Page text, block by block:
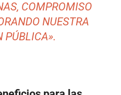
COMPROMISO
NUESTRA
PÚBLICA».